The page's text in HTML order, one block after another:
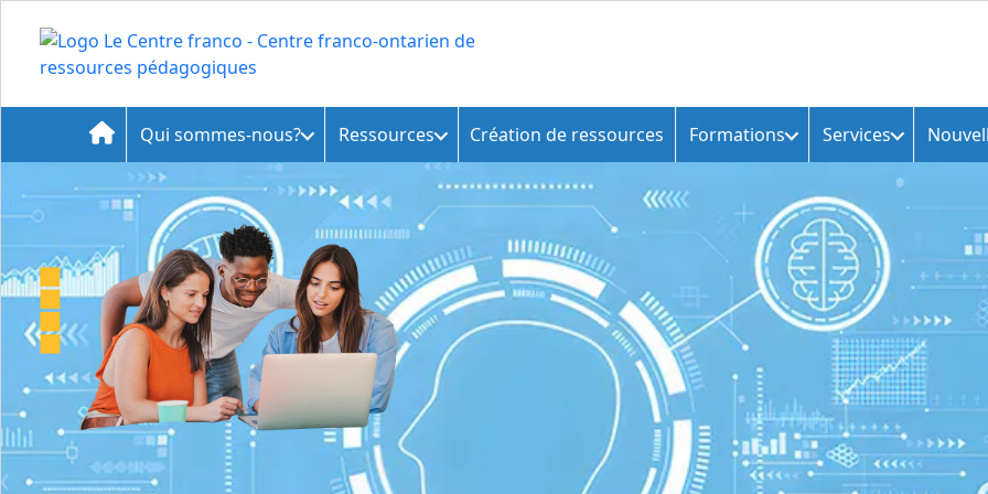
Accueil
Qui sommes-nous? Ressources Création de ressources Formations Services